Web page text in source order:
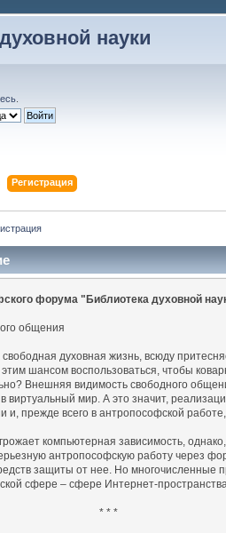
науки
Регистрация
форума "Библиотека духовной
общения
духовная жизнь, всюду
этим шансом воспользоваться, чтобы
Внешняя видимость свободного
виртуальный мир. А это значит,
и, прежде всего в антропософской
компьютерная зависимость,
антропософскую работу через
защиты от нее. Но
сфере – сфере Интернет-
*